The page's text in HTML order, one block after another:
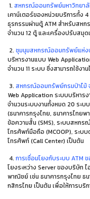
1. สหกรณ์ออมทรัพย์มหาวิทยา
เคาน์เตอร์ของหน่วยบริการทั้ง 4
ธุรกรรมผ่านตู้ATM สำหรับสห
จำนวน 12 ตู้ และเครื่องปรับสมุ
2. ชุมนุมสหกรณ์ออมทรัพย์แห่งป
บริหารงานแบบ Web
จำนวน 11 ระบบ ซึ่งสามารถใช้งา
3. สหกรณ์ออมทรัพย์กรมป่าไม้
Web Application ระบบบริหาร
จำนวนระบบงานทั้งหมด 20 ระบ
(ธนาคารกรุงไทย, ธนาคารไทย
ข้อความสั้น (SMS), ระบบสหกร
โทรศัพท์มือถือ (MCOOP), ระบ
โทรศัพท์(Call Center) เป็นต้น
4. การเชื่อมโยงกับระบบ ATM
โยงระหว่าง Serverของบริษัท ไ
พาณิชย์ เช่น ธนาคารกรุงไทย ธ
กสิกรไทย เป็นต้น เพื่อให้การบ